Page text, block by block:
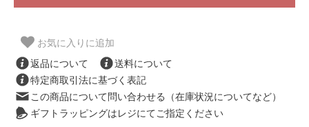
お気に入りに追加
返品について
送料について
特定商取引法に基づく表記
この商品について問い合わせる（在庫状況についてなど）
ギフトラッピングはレジにてご指定ください